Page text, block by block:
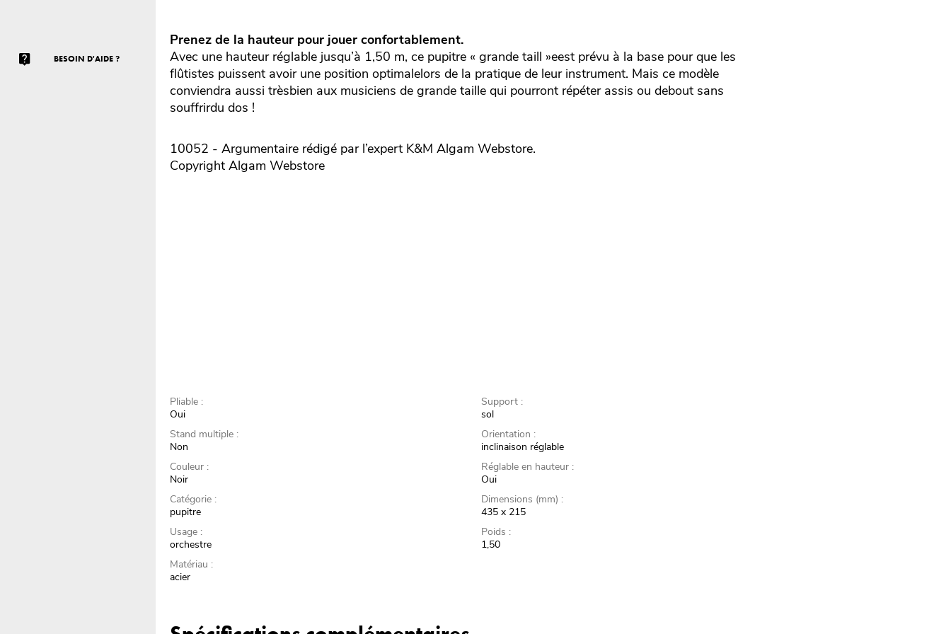
BESOIN D'AIDE ?
Prenez de la hauteur pour jouer confortablement.
Avec une hauteur réglable jusqu’à 1,50 m, ce pupitre « grande taill »eest prévu à la base pour que les
flûtistes puissent avoir une position optimalelors de la pratique de leur instrument. Mais ce modèle
conviendra aussi trèsbien aux musiciens de grande taille qui pourront répéter assis ou debout sans
souffrirdu dos !
10052 - Argumentaire rédigé par l’expert K&M Algam Webstore.
Copyright Algam Webstore
Pliable :
Oui
Stand multiple :
Non
Couleur :
Noir
Catégorie :
pupitre
Usage :
orchestre
Matériau :
acier
Support :
sol
Orientation :
inclinaison réglable
Réglable en hauteur :
Oui
Dimensions (mm) :
435 x 215
Poids :
1,50